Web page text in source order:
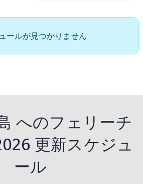
ールが見つかりません
へのフェリーチ
更新スケジュ
ール